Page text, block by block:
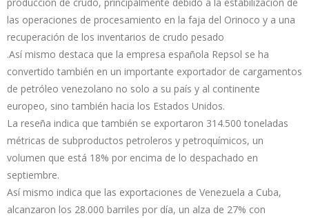
las operaciones de procesamiento en la faja del Orinoco y a una
recuperación de los inventarios de crudo pesado
.Así mismo destaca que la empresa española Repsol se ha
convertido también en un importante exportador de cargamentos
de petróleo venezolano no solo a su país y al continente
europeo, sino también hacia los Estados Unidos.
La reseña indica que también se exportaron 314.500 toneladas
métricas de subproductos petroleros y petroquímicos, un
volumen que está 18% por encima de lo despachado en
septiembre.
Así mismo indica que las exportaciones de Venezuela a Cuba,
alcanzaron los 28.000 barriles por día, un alza de 27% con